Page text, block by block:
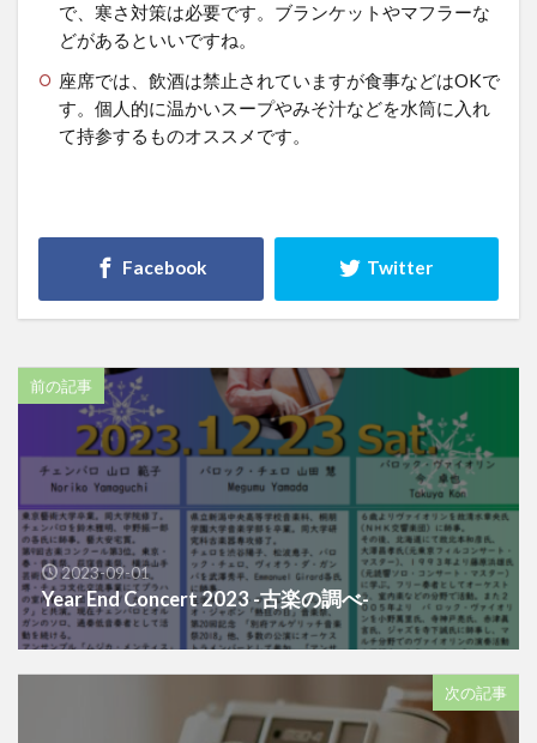
で、寒さ対策は必要です。ブランケットやマフラーな
どがあるといいですね。
座席では、飲酒は禁止されていますが食事などはOKで
す。個人的に温かいスープやみそ汁などを水筒に入れ
て持参するものオススメです。
前の記事
2023-09-01
Year End Concert 2023 -古楽の調べ-
次の記事